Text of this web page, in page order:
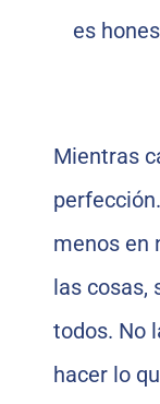
Mientras
menos en
las cosas,
todos. No
hacer lo